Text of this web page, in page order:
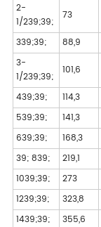
2-
1/239;39;
73
339;39; 88,9
3-
1/239;39;
101,6
439;39; 114,3
539;39;
141,3
639;39;
168,3
39; 839;
219,1
1039;39;
273
1239;39;
323,8
1439;39;
355,6